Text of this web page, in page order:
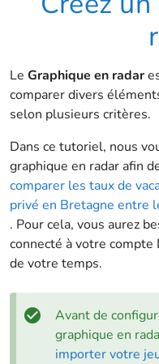
Le Graphique en radar
comparer divers
selon plusieurs critères.
Dans ce tutoriel, nous
graphique en radar afin
comparer les taux de
privé en Bretagne entre
. Pour cela, vous aurez
connecté à votre
de votre temps.
Avant de
graphique en
importer votre